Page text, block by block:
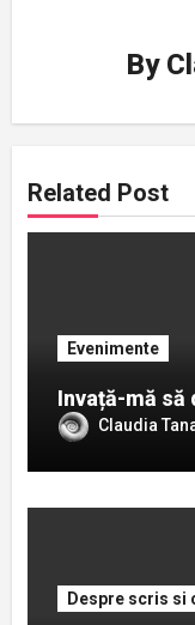
By
Related Post
Evenimente
Invață-mă să
Claudia
Despre scris si